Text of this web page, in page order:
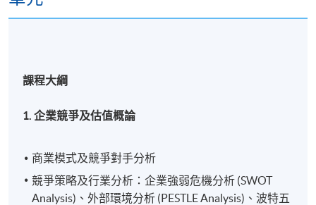
課程大綱
1. 企業競爭及估值概論
商業模式及競爭對手分析
競爭策略及行業分析：企業強弱危機分析 (SWOT
Analysis)、外部環境分析 (PESTLE Analysis)、波特五